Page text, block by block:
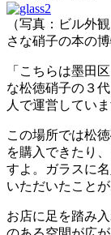
（写真：ビル外
さな硝子の本の博
「こちらは墨田
な松徳硝子の３
人で運営していま
この場所では松
を購入できたり
すよ。ガラスに
いただいたことが
お店に足を踏み